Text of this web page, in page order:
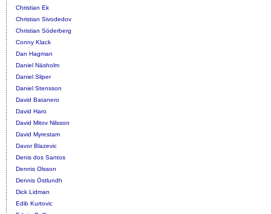
Christian Ek
Christian Sivodedov
Christian Söderberg
Conny Klack
Dan Hagman
Daniel Näsholm
Daniel Sliper
Daniel Stensson
David Batanero
David Haro
David Mitov Nilsson
David Myrestam
Davor Blazevic
Denis dos Santos
Dennis Olsson
Dennis Östlundh
Dick Lidman
Edib Kurtovic